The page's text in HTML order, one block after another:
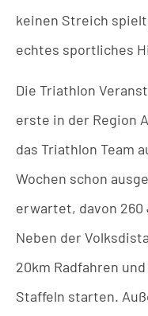
keinen Streich
echtes sportliches
Die Triathlon
erste in der Region
das Triathlon Team
Wochen schon
erwartet, davon 260
Neben der
20km Radfahren
Staffeln starten.